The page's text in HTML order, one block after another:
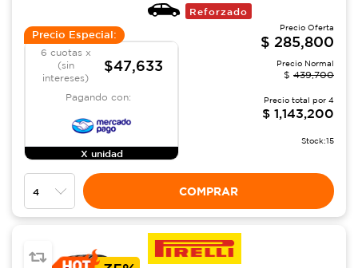
Reforzado
Precio Especial:
6 cuotas x
(sin
intereses)
$47,633
Pagando con:
X unidad
Precio Oferta
$ 285,800
Precio Normal
$ 439,700
Precio total por 4
$ 1,143,200
Stock:15
COMPRAR